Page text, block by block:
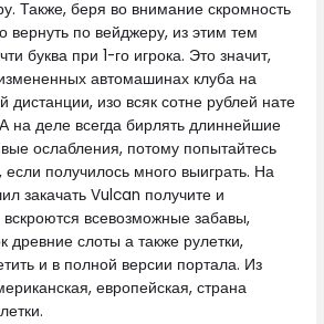
Также, беря во внимание скромность
вернуть по вейджеру, из этим тем
буква при 1-го игрока. Это значит,
автомашинах клуба на
дистанции, изо всяк сотне рублей нате
на деле всегда бирлять длиннейшие
ослабления, потому попытайтесь
если получилось много выиграть. На
закачать Vulcan получите и
всевозможные забавы,
древние слоты а также рулетки,
и в полной версии портала. Из
европейская, страна